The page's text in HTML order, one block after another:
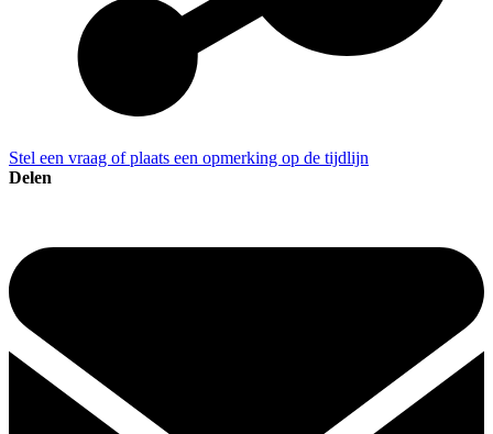
Stel een vraag of plaats een opmerking op de tijdlijn
Delen